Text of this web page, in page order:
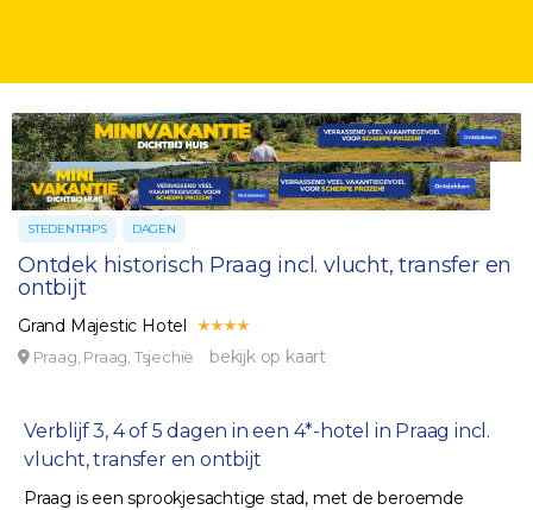
STEDENTRIPS DAGEN
Ontdek historisch Praag incl. vlucht, transfer en
ontbijt
Grand Majestic Hotel
Praag, Praag, Tsjechië bekijk op kaart
Verblijf 3, 4 of 5 dagen in een 4*-hotel in Praag incl.
vlucht, transfer en ontbijt
Praag is een sprookjesachtige stad, met de beroemde